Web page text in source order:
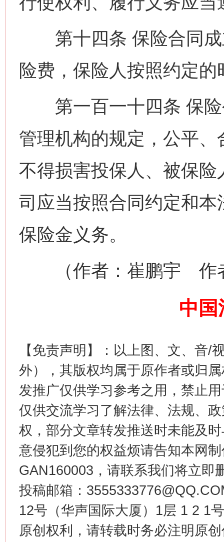
第十四条 保险合同成
险费，保险人按照约定
第一百一十四条 保险
管理机构的规定，公平
不得损害投保人、被保
司应当按照合同约定和
保险金义务。
（作者：崔鹏宇 作者
中国
【免责声明】：以上图、文、音/
外），其版权均属于原作者或归
发推广仅供学习参考之用，禁止
仅供交流学习了解法律、法规、
权，部分文章转发推送时未能及
意侵犯到您的权益烦请告知本网
GAN160003，请联系我们将立即
投稿邮箱：
12号（华声国际大厦）1层 1 2 1
原创权利，请转载时务必注明原
漫山遍野的桃花与雪山、麦地、白藏房 除